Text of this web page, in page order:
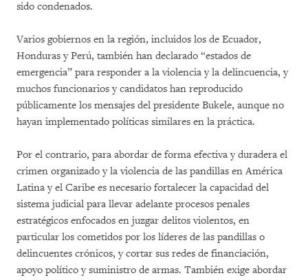
sido condenados.
Varios gobiernos en la región, incluidos los de Ecuador,
Honduras y Perú, también han declarado “estados de
emergencia” para responder a la violencia y la delincuencia, y
muchos funcionarios y candidatos han reproducido
públicamente los mensajes del presidente Bukele, aunque no
hayan implementado políticas similares en la práctica.
Por el contrario, para abordar de forma efectiva y duradera el
crimen organizado y la violencia de las pandillas en América
Latina y el Caribe es necesario fortalecer la capacidad del
sistema judicial para llevar adelante procesos penales
estratégicos enfocados en juzgar delitos violentos, en
particular los cometidos por los líderes de las pandillas o
delincuentes crónicos, y cortar sus redes de financiación,
apoyo político y suministro de armas. También exige abordar